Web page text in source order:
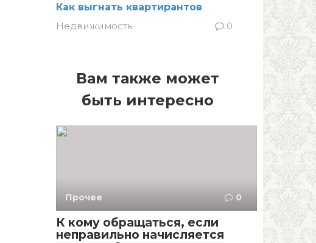
Как выгнать квартирантов
Недвижимость
0
Вам также может
быть интересно
Прочее 0
К кому обращаться, если
неправильно начисляется